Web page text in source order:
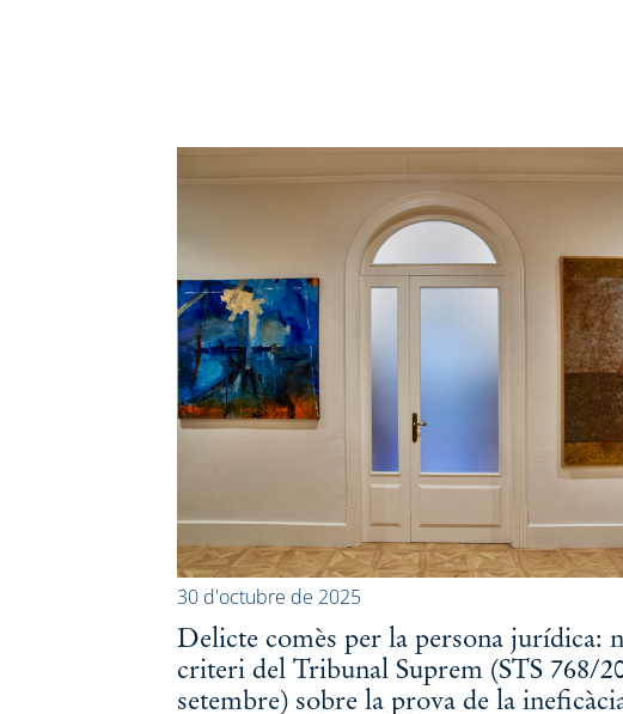
30 d'octubre de 2025
Delicte comès per la persona jurídica:
criteri del Tribunal Suprem (STS 768/
setembre) sobre la prova de la